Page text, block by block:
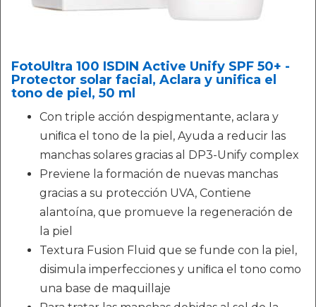
FotoUltra 100 ISDIN Active Unify SPF 50+ -
Protector solar facial, Aclara y unifica el
tono de piel, 50 ml
Con triple acción despigmentante, aclara y
uniﬁca el tono de la piel, Ayuda a reducir las
manchas solares gracias al DP3-Unify complex
Previene la formación de nuevas manchas
gracias a su protección UVA, Contiene
alantoína, que promueve la regeneración de
la piel
Textura Fusion Fluid que se funde con la piel,
disimula imperfecciones y uniﬁca el tono como
una base de maquillaje